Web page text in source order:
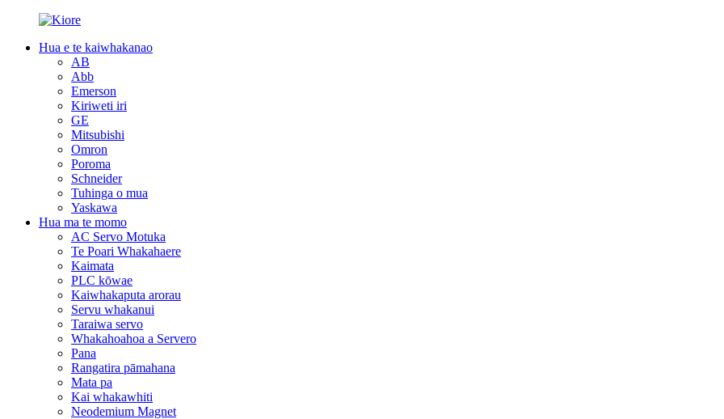
Hua e te kaiwhakanao
AB
Abb
Emerson
Kiriweti iri
GE
Mitsubishi
Omron
Poroma
Schneider
Tuhinga o mua
Yaskawa
Hua ma te momo
AC Servo Motuka
Te Poari Whakahaere
Kaimata
PLC kōwae
Kaiwhakaputa arorau
Servu whakanui
Taraiwa servo
Whakahoahoa a Servero
Pana
Rangatira pāmahana
Mata pa
Kai whakawhiti
Neodemium Magnet